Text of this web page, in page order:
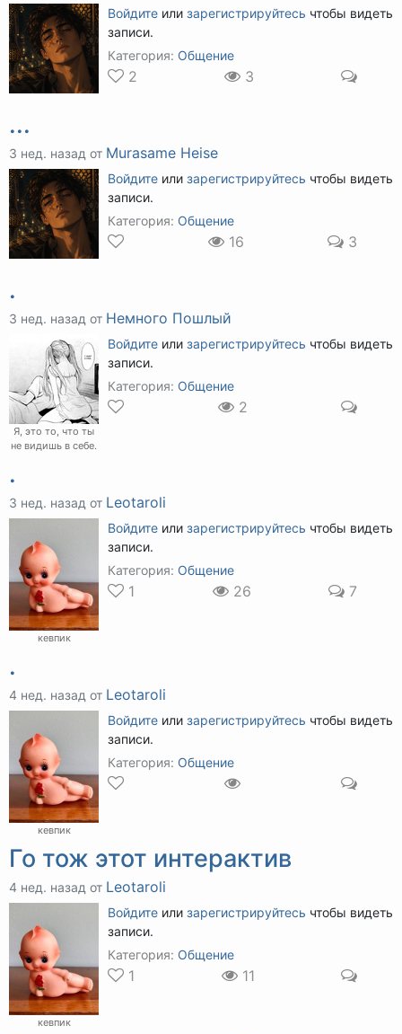
Войдите или зарегистрируйтесь чтобы видеть
записи.
Категория: Общение
2 3
...
3 нед. назад от Murasame Heise
Войдите или зарегистрируйтесь чтобы видеть
записи.
Категория: Общение
16 3
.
3 нед. назад от Немного Пошлый
Я, это то, что ты
не видишь в себе.
Войдите или зарегистрируйтесь чтобы видеть
записи.
Категория: Общение
2
.
3 нед. назад от Leotaroli
кевпик
Войдите или зарегистрируйтесь чтобы видеть
записи.
Категория: Общение
1 26 7
.
4 нед. назад от Leotaroli
кевпик
Войдите или зарегистрируйтесь чтобы видеть
записи.
Категория: Общение
Го тож этот интерактив
4 нед. назад от Leotaroli
кевпик
Войдите или зарегистрируйтесь чтобы видеть
записи.
Категория: Общение
1 11